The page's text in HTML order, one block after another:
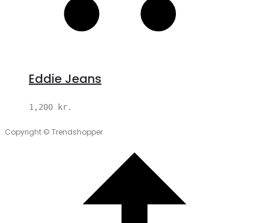
Eddie Jeans
1,200 kr.
Copyright © Trendshopper